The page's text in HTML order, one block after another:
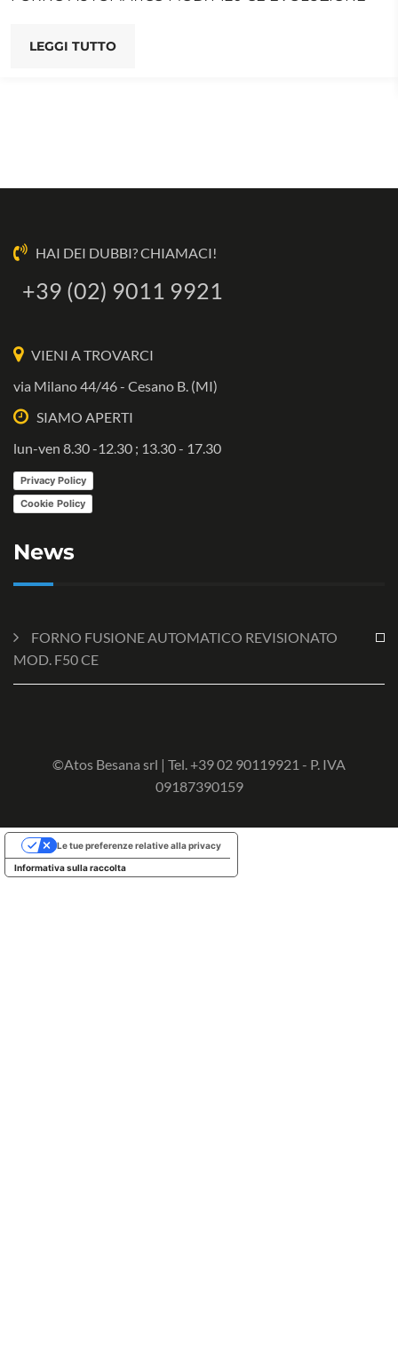
LEGGI TUTTO
HAI DEI DUBBI? CHIAMACI!
+39 (02) 9011 9921
VIENI A TROVARCI
via Milano 44/46 - Cesano B. (MI)
SIAMO APERTI
lun-ven 8.30 -12.30 ; 13.30 - 17.30
Privacy Policy
Cookie Policy
News
FORNO FUSIONE AUTOMATICO REVISIONATO
MOD. F50 CE
©Atos Besana srl | Tel. +39 02 90119921 - P. IVA
09187390159
Informativa sulla raccolta
Le tue preferenze relative alla privacy